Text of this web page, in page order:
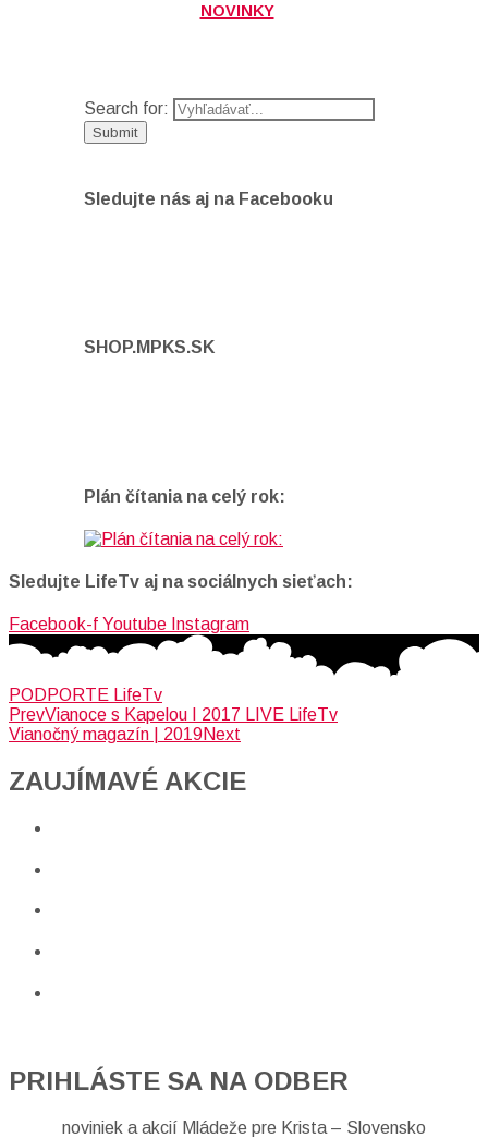
NOVINKY
Search for:
Sledujte nás aj na Facebooku
SHOP.MPKS.SK
Plán čítania na celý rok:
Sledujte LifeTv aj na sociálnych sieťach:
Facebook-f Youtube Instagram
PODPORTE LifeTv
PrevVianoce s Kapelou I 2017 LIVE LifeTv
Vianočný magazín | 2019Next
ZAUJÍMAVÉ AKCIE​
PRIHLÁSTE SA NA ODBER
noviniek a akcií Mládeže pre Krista – Slovensko